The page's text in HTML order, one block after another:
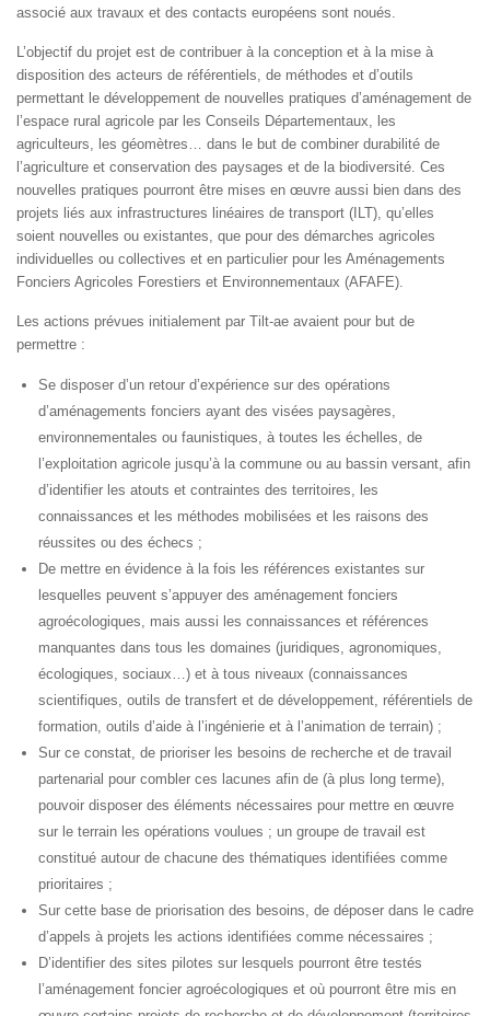
associé aux travaux et des contacts européens sont noués.
L’objectif du projet est de contribuer à la conception et à la mise à
disposition des acteurs de référentiels, de méthodes et d’outils
permettant le développement de nouvelles pratiques d’aménagement de
l’espace rural agricole par les Conseils Départementaux, les
agriculteurs, les géomètres… dans le but de combiner durabilité de
l’agriculture et conservation des paysages et de la biodiversité. Ces
nouvelles pratiques pourront être mises en œuvre aussi bien dans des
projets liés aux infrastructures linéaires de transport (ILT), qu’elles
soient nouvelles ou existantes, que pour des démarches agricoles
individuelles ou collectives et en particulier pour les Aménagements
Fonciers Agricoles Forestiers et Environnementaux (AFAFE).
Les actions prévues initialement par Tilt-ae avaient pour but de
permettre :
Se disposer d’un retour d’expérience sur des opérations
d’aménagements fonciers ayant des visées paysagères,
environnementales ou faunistiques, à toutes les échelles, de
l’exploitation agricole jusqu’à la commune ou au bassin versant, afin
d’identifier les atouts et contraintes des territoires, les
connaissances et les méthodes mobilisées et les raisons des
réussites ou des échecs ;
De mettre en évidence à la fois les références existantes sur
lesquelles peuvent s’appuyer des aménagement fonciers
agroécologiques, mais aussi les connaissances et références
manquantes dans tous les domaines (juridiques, agronomiques,
écologiques, sociaux…) et à tous niveaux (connaissances
scientifiques, outils de transfert et de développement, référentiels de
formation, outils d’aide à l’ingénierie et à l’animation de terrain) ;
Sur ce constat, de prioriser les besoins de recherche et de travail
partenarial pour combler ces lacunes afin de (à plus long terme),
pouvoir disposer des éléments nécessaires pour mettre en œuvre
sur le terrain les opérations voulues ; un groupe de travail est
constitué autour de chacune des thématiques identifiées comme
prioritaires ;
Sur cette base de priorisation des besoins, de déposer dans le cadre
d’appels à projets les actions identifiées comme nécessaires ;
D’identifier des sites pilotes sur lesquels pourront être testés
l’aménagement foncier agroécologiques et où pourront être mis en